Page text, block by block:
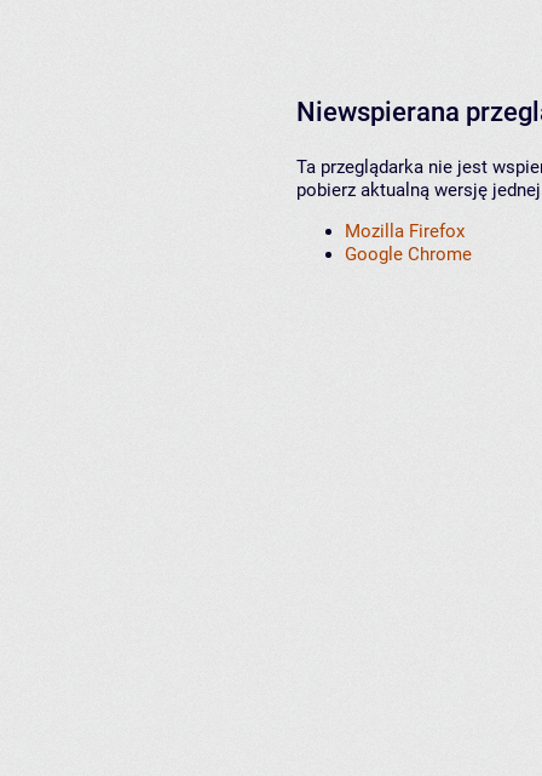
Niewspierana
Ta przeglądarka nie jest
pobierz aktualną wersję
Mozilla Firefox
Google Chrome